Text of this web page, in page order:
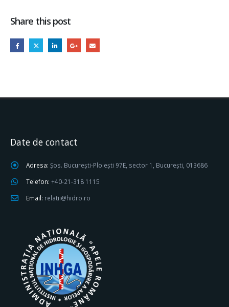
Share this post
Date de contact
Adresa: Șos. București-Ploiești 97E, sector 1, București, 013686
Telefon: +40-21-318 1115
Email: relatii@hidro.ro